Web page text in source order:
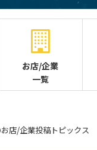
お店/企業
一覧
店/企業投稿トピックス